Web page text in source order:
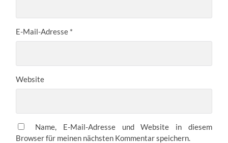
E-Mail-Adresse *
Website
Name, E-Mail-Adresse und Website in diesem
Browser für meinen nächsten Kommentar speichern.